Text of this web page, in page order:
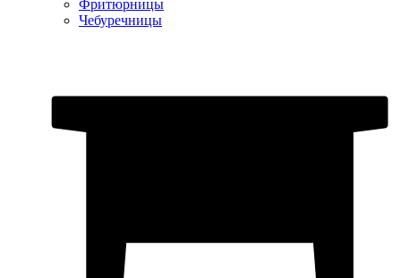
Фритюрницы
Чебуречницы